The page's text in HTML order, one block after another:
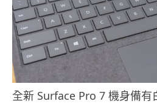
全新 Surface Pro 7 機身備有